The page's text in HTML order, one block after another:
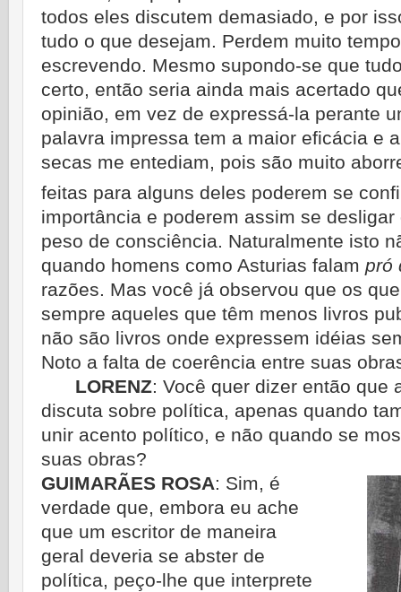
todos eles discutem demasiado, e por
tudo o que desejam. Perdem muito
escrevendo. Mesmo supondo-se que
certo, então seria ainda mais acertado
opinião, em vez de expressá-la perante
palavra impressa tem a maior eficácia e
secas me entediam, pois são muito
feitas para alguns deles poderem se
importância e poderem assim se
peso de consciência. Naturalmente isto
quando homens como Asturias falam pró
razões. Mas você já observou que os
sempre aqueles que têm menos livros
não são livros onde expressem idéias
Noto a falta de coerência entre suas
LORENZ: Você quer dizer então que
discuta sobre política, apenas quando
unir acento político, e não quando se
suas obras?
GUIMARÃES ROSA: Sim, é
verdade que, embora eu ache
que um escritor de maneira
geral deveria se abster de
política, peço-lhe que interprete